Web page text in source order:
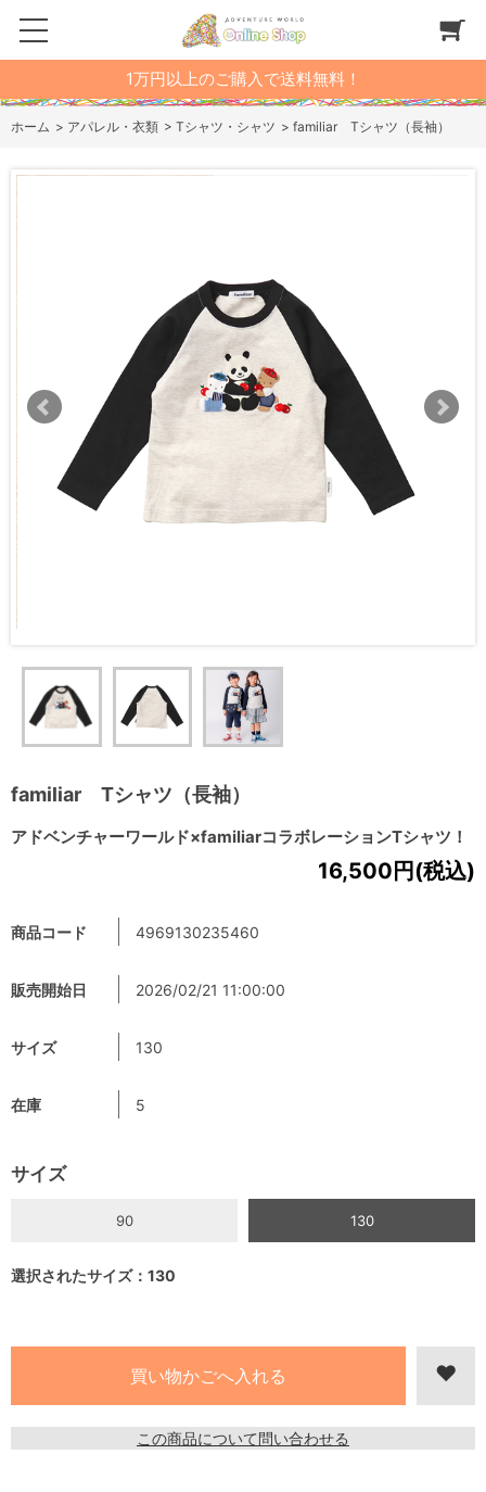
1万円以上のご購入で送料無料！
ホーム > アパレル・衣類 > Tシャツ・シャツ > familiar Tシャツ（長袖）
familiar Tシャツ（長袖）
アドベンチャーワールド×familiarコラボレーションTシャツ！
16,500円(税込)
商品コード 4969130235460
販売開始日 2026/02/21 11:00:00
サイズ 130
在庫 5
サイズ
90 130
選択されたサイズ：130
この商品について問い合わせる